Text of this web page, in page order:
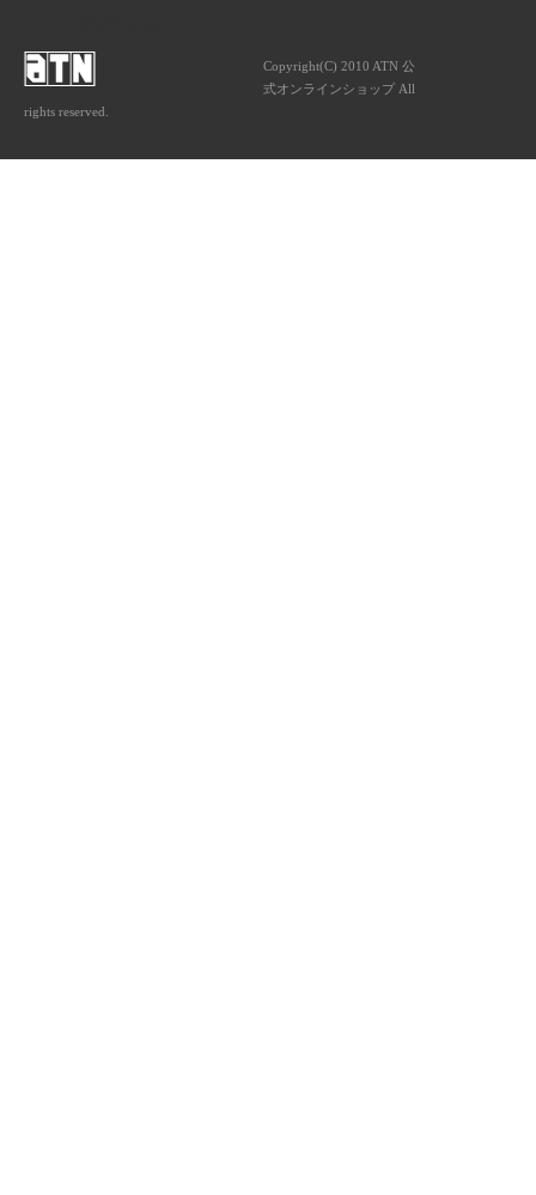
Copyright(C) 2010 ATN 公
式オンラインショップ All
rights reserved.